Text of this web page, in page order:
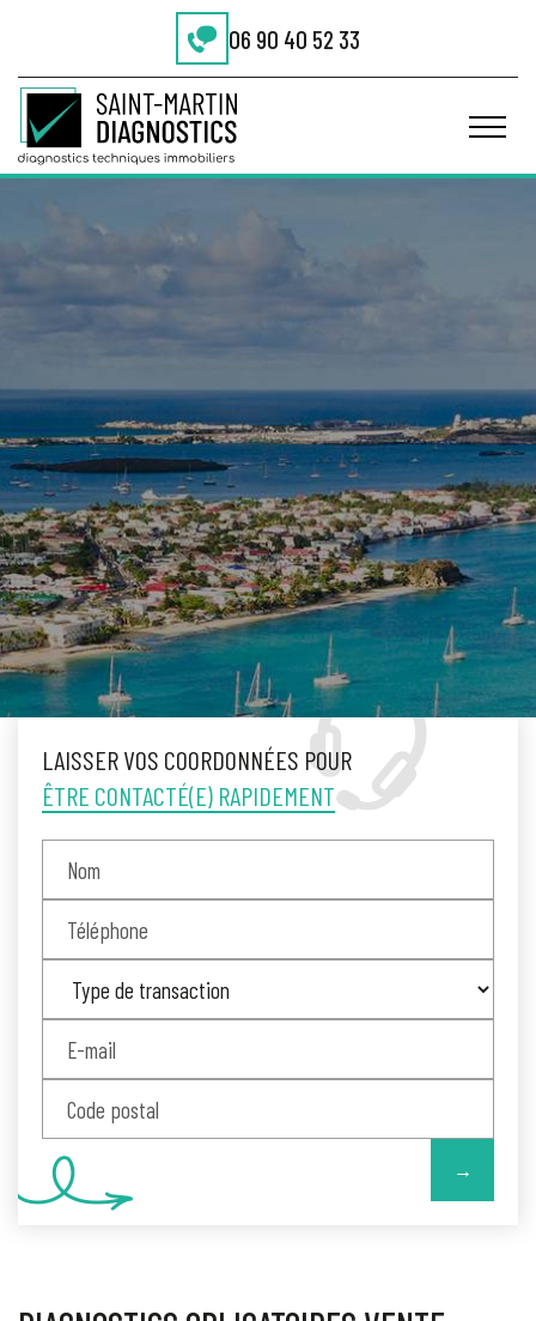
06 90 40 52 33
LAISSER VOS COORDONNÉES POUR
ÊTRE CONTACTÉ(E) RAPIDEMENT
→